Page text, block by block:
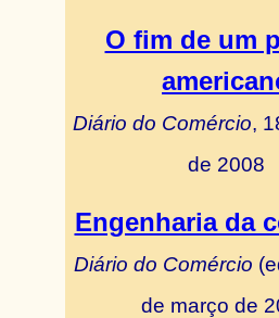
O fim de um
Diário do Comércio,
de 2008
Engenharia da
Diário do Comércio
de março de